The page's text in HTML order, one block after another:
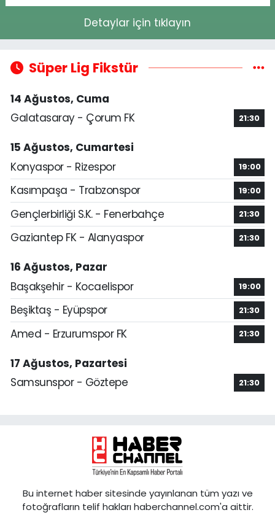
Detaylar için tıklayın
Süper Lig Fikstür
14 Ağustos, Cuma
Galatasaray - Çorum FK
21:30
15 Ağustos, Cumartesi
Konyaspor - Rizespor
19:00
Kasımpaşa - Trabzonspor 19:00
Gençlerbirliği S.K. - Fenerbahçe 21:30
Gaziantep FK - Alanyaspor 21:30
16 Ağustos, Pazar
Başakşehir - Kocaelispor
19:00
Beşiktaş - Eyüpspor 21:30
Amed - Erzurumspor FK 21:30
17 Ağustos, Pazartesi
Samsunspor - Göztepe
21:30
Bu internet haber sitesinde yayınlanan tüm yazı ve
fotoğrafların telif hakları haberchannel.com'a aittir.